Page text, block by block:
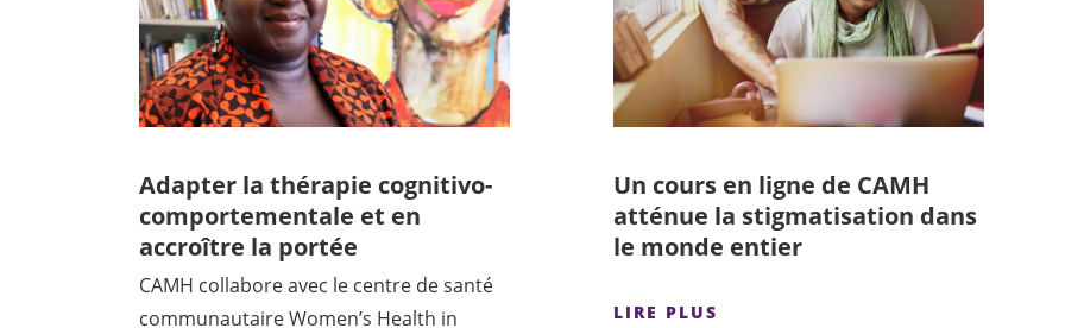
Adapter la thérapie cognitivo-
comportementale et en
accroître la portée
CAMH collabore avec le centre de santé
communautaire Women’s Health in
Un cours en ligne de CAMH
atténue la stigmatisation dans
le monde entier
LIRE PLUS